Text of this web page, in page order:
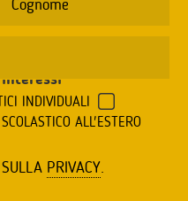
INDIVIDUALI
ALL'ESTERO
PRIVACY.